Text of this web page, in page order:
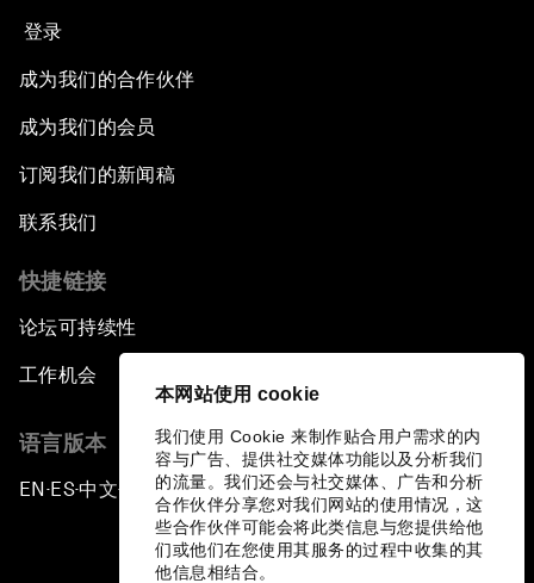
本网站使用 cookie
我们使用 Cookie 来制作贴合用户需求的内
容与广告、提供社交媒体功能以及分析我们
的流量。我们还会与社交媒体、广告和分析
合作伙伴分享您对我们网站的使用情况，这
些合作伙伴可能会将此类信息与您提供给他
们或他们在您使用其服务的过程中收集的其
他信息相结合。
登录
成为我们的合作伙伴
成为我们的会员
订阅我们的新闻稿
联系我们
快捷链接
论坛可持续性
工作机会
语言版本
EN ▪ ES▪中文▪ 日本語